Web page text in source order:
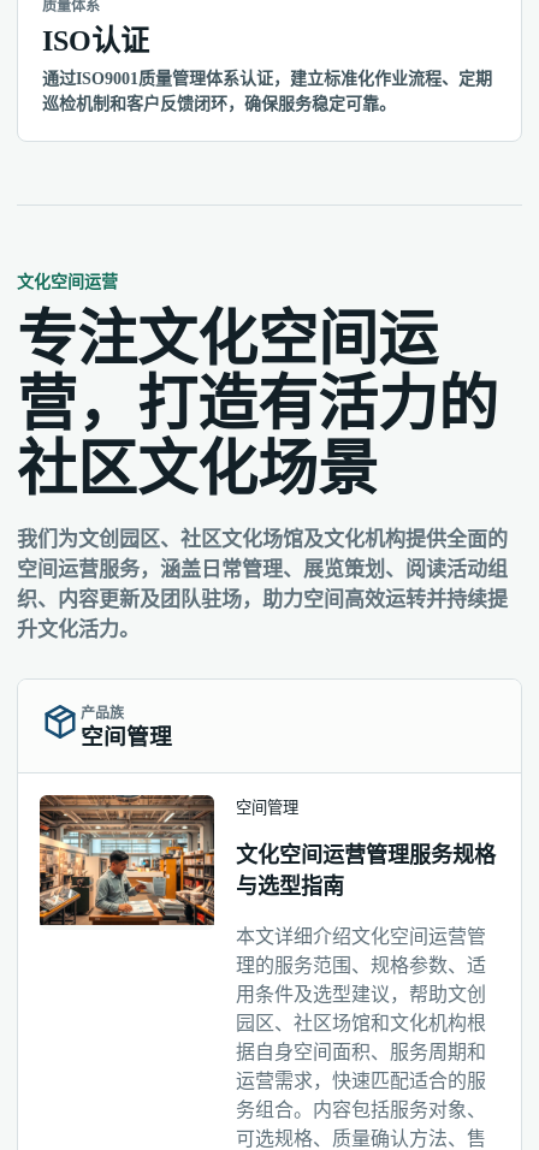
质量体系
ISO认证
通过ISO9001质量管理体系认证，建立标准化作业流程、定期
巡检机制和客户反馈闭环，确保服务稳定可靠。
文化空间运营
专注文化空间运
营，打造有活力的
社区文化场景
我们为文创园区、社区文化场馆及文化机构提供全面的
空间运营服务，涵盖日常管理、展览策划、阅读活动组
织、内容更新及团队驻场，助力空间高效运转并持续提
升文化活力。
产品族
空间管理
空间管理
文化空间运营管理服务规格
与选型指南
本文详细介绍文化空间运营管
理的服务范围、规格参数、适
用条件及选型建议，帮助文创
园区、社区场馆和文化机构根
据自身空间面积、服务周期和
运营需求，快速匹配适合的服
务组合。内容包括服务对象、
可选规格、质量确认方法、售